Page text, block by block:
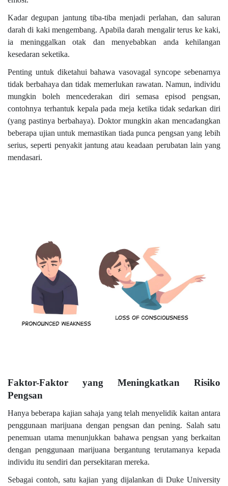
Kadar degupan jantung tiba-tiba menjadi perlahan, dan saluran
darah di kaki mengembang. Apabila darah mengalir terus ke kaki,
ia meninggalkan otak dan menyebabkan anda kehilangan
kesedaran seketika.
Penting untuk diketahui bahawa vasovagal syncope sebenarnya
tidak berbahaya dan tidak memerlukan rawatan. Namun, individu
mungkin boleh mencederakan diri semasa episod pengsan,
contohnya terhantuk kepala pada meja ketika tidak sedarkan diri
(yang pastinya berbahaya). Doktor mungkin akan mencadangkan
beberapa ujian untuk memastikan tiada punca pengsan yang lebih
serius, seperti penyakit jantung atau keadaan perubatan lain yang
mendasari.
Faktor-Faktor yang Meningkatkan Risiko
Pengsan
Hanya beberapa kajian sahaja yang telah menyelidik kaitan antara
penggunaan marijuana dengan pengsan dan pening. Salah satu
penemuan utama menunjukkan bahawa pengsan yang berkaitan
dengan penggunaan marijuana bergantung terutamanya kepada
individu itu sendiri dan persekitaran mereka.
Sebagai contoh, satu kajian yang dijalankan di Duke University